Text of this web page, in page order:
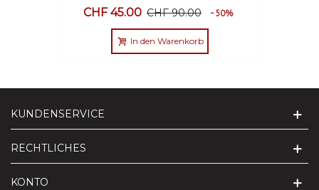
STERLING SILBER MIT
CHF 45.00 CHF 90.00 -50%
In den Warenkorb
KUNDENSERVICE
RECHTLICHES
KONTO